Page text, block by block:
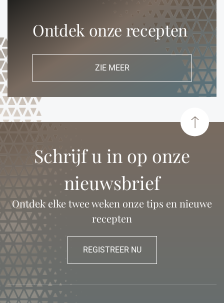
Ontdek onze recepten
ZIE MEER
Schrijf u in op onze
nieuwsbrief
Ontdek elke twee weken onze tips en nieuwe
recepten
REGISTREER NU